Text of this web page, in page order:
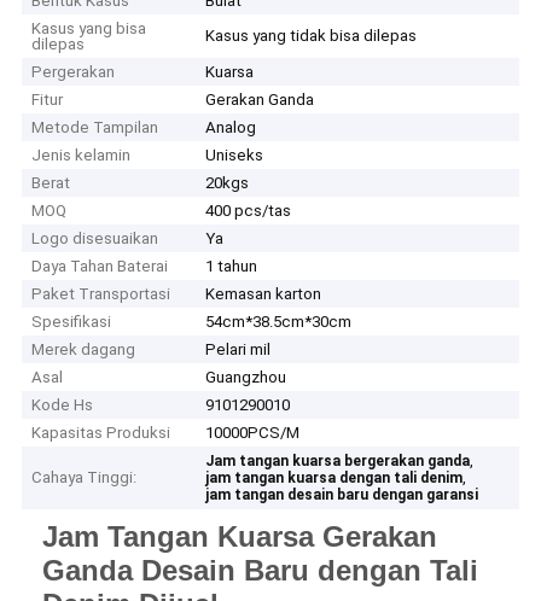
Kasus yang bisa
dilepas
Kasus yang tidak bisa dilepas
Pergerakan
Kuarsa
Fitur
Gerakan Ganda
Metode Tampilan
Analog
Jenis kelamin
Uniseks
Berat
20kgs
MOQ
400 pcs/tas
Logo disesuaikan
Ya
Daya Tahan Baterai
1 tahun
Paket Transportasi
Kemasan karton
Spesifikasi
54cm*38.5cm*30cm
Merek dagang
Pelari mil
Asal
Guangzhou
Kode Hs
9101290010
Kapasitas Produksi
10000PCS/M
Cahaya Tinggi:
Jam tangan kuarsa bergerakan ganda,
jam tangan kuarsa dengan tali denim,
jam tangan desain baru dengan garansi
Jam Tangan Kuarsa Gerakan
Ganda Desain Baru dengan Tali